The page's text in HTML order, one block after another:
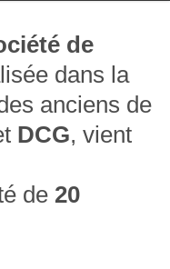
de
dans la
anciens de
DCG, vient
de 20